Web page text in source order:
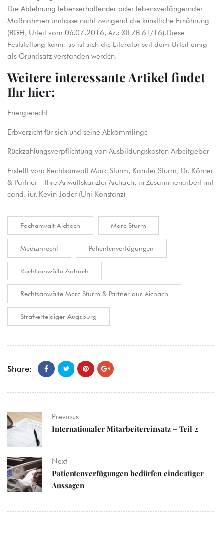
Die Ablehnung lebenserhaltender oder lebensverlängernder
Maßnahmen umfasse nicht zwingend die künstliche Ernährung
(BGH, Urteil vom 06.07.2016, Az.: XII ZB 61/16).Diese
Feststellung kann -so ist sich die Literatur seit dem Urteil einig-
als Grundsatz verstanden werden.
Weitere interessante Artikel findet
Ihr hier:
Energierecht
Erbverzicht für sich und seine Abkömmlinge
Rückzahlungsverpflichtung von Ausbildungskosten Arbeitgeber
Erstellt von: Rechtsanwalt Marc Sturm, Kanzlei Sturm, Dr. Körner
& Partner – Ihre Anwaltskanzlei Aichach, in Zusammenarbeit mit
cand. iur. Kevin Joder (Uni Konstanz)
Fachanwalt Aichach Marc Sturm
Medizinrecht Patientenverfügungen
Rechtsanwälte Aichach
Rechtsanwälte Marc Sturm & Partner aus Aichach
Strafverteidiger Augsburg
Share:
Previous
Internationaler Mitarbeitereinsatz – Teil 2
Next
Patientenverfügungen bedürfen eindeutiger
Aussagen